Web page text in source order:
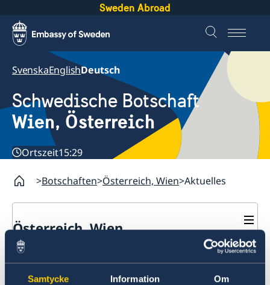
Samtycke Information Om
Sweden Abroad
SvenskaEnglishDeutsch
Schwedische Botschaft
Wien, Österreich
Ortszeit15:29
Botschaften Österreich, Wien Aktuelles
Österreich, Wien
Kontakt / Öffnungszeiten
Schwedische Organisationen und Netzwerke in
Österreich
Aktuelles